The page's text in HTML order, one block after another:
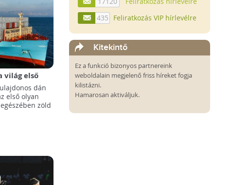
világ első
dán
első olyan
zöld
435
Feliratkozás VIP hírlevélre
Kitekintő
Ez a funkció bizonyos partnereink
weboldalain megjelenő friss híreket fogja
kilistázni.
Hamarosan aktiváljuk.